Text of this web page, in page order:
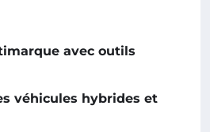
avec outils
véhicules hybrides et